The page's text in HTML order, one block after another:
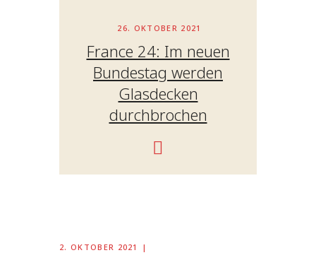
26. OKTOBER 2021
France 24: Im neuen
Bundestag werden
Glasdecken
durchbrochen
2. OKTOBER 2021